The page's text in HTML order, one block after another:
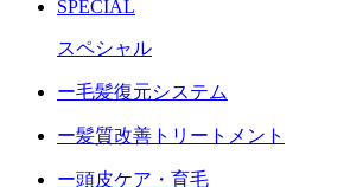
SPECIAL
スペシャル
ー毛髪復元システム
ー髪質改善トリートメント
ー頭皮ケア・育毛